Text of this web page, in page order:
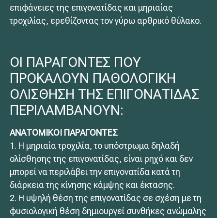
επιφάνειες της επιγονατίδας και μηριαίας
τροχιλίας, ερεθίζοντας τον γύρω αρθρικό θύλακο.
ΟΙ ΠΑΡΑΓΟΝΤΕΣ ΠΟΥ
ΠΡΟΚΑΛΟΥΝ ΠΑΘΟΛΟΓΙΚΗ
ΟΛΙΣΘΗΣΗ ΤΗΣ ΕΠΙΓΟΝΑΤΙΔΑΣ
ΠΕΡΙΛΑΜΒΑΝΟΥΝ:
ΑΝΑΤΟΜΙΚΟΙ ΠΑΡΑΓΟΝΤΕΣ
1. Η μηριαία τροχιλία, το υπόστρωμα δηλαδή
ολίσθησης της επιγονατίδας, είναι ρηχό και δεν
μπορεί να περιλάβει την επιγονατίδα κατά τη
διάρκεια της κίνησης κάμψης και έκτασης.
2. Η υψηλή θέση της επιγονατίδας σε σχέση με τη
φυσιολογική θέση δημιουργεί συνθήκες ανώμαλης